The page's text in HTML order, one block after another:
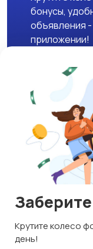
бонусы,
объявления
приложении!
Скачать
Магазины
Служба
☕
ИНН 592109881601
Используем
Это чтобы сайт
Крутите колесо
день!